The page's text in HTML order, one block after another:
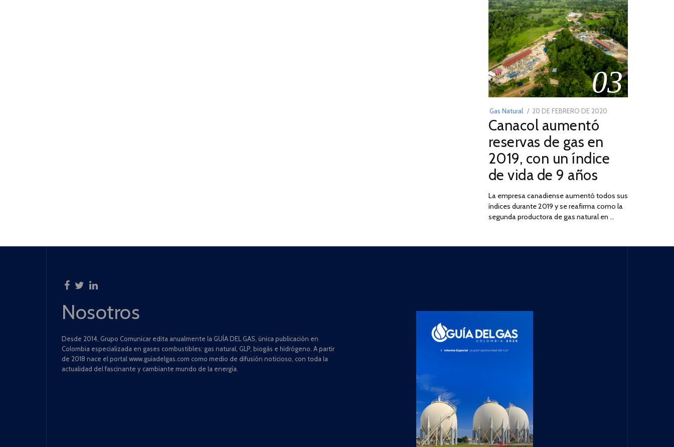
03
Gas Natural
POSTED
ON
20 DE FEBRERO DE 2020
2025
Canacol aumentó
reservas de gas en
2019, con un índice
de vida de 9 años
La empresa canadiense aumentó todos sus
índices durante 2019 y se reafirma como la
segunda productora de gas natural en …
Nosotros
Desde 2014, Grupo Comunicar edita anualmente la GUÍA DEL GAS, única publicación en
Colombia especializada en gases combustibles: gas natural, GLP, biogás e hidrógeno. A partir
de 2018 nace el portal www.guiadelgas.com como medio de difusión noticioso, con toda la
actualidad del fascinante y cambiante mundo de la energía.